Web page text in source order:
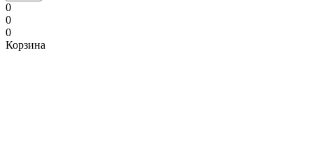
0
0
0
Корзина